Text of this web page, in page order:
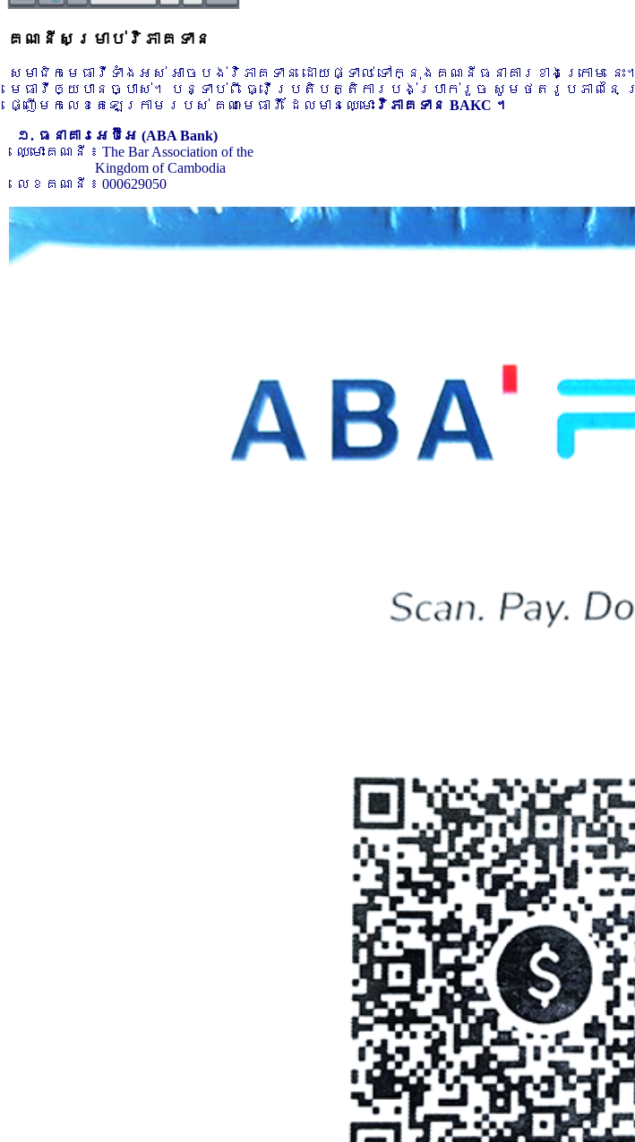
គណនីសម្រាប់វិភាគទាន
សមាជិកមេធាវីទាំងអស់ អាចបង់វិភាគទាន ដោយផ្ទាល់ ទៅក្នុងគណនីធនាគារខាងក្រោម
មេធាវីឲ្យបានច្បាស់។ បន្ទាប់ពី ធ្វើប្រតិបត្តិការបង់ប្រាក់រួច សូមថតរូបភាពនៃ
ផ្ញើមកលេខតេឡេក្រាមរបស់ គណៈមេធាវី ដែលមានឈ្មោះ វិភាគទាន BAKC ។
១. ធនាគារអេប៊ីអេ (ABA Bank)
ឈ្មោះគណនី ៖ The Bar Association of the
Kingdom of Cambodia
លេខគណនី ៖ 000629050